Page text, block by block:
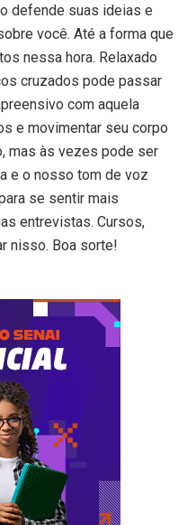
defende suas ideias e
você. Até a forma que
nessa hora. Relaxado
cruzados pode passar
com aquela
e movimentar seu corpo
mas às vezes pode ser
e o nosso tom de voz
se sentir mais
entrevistas. Cursos,
nisso. Boa sorte!